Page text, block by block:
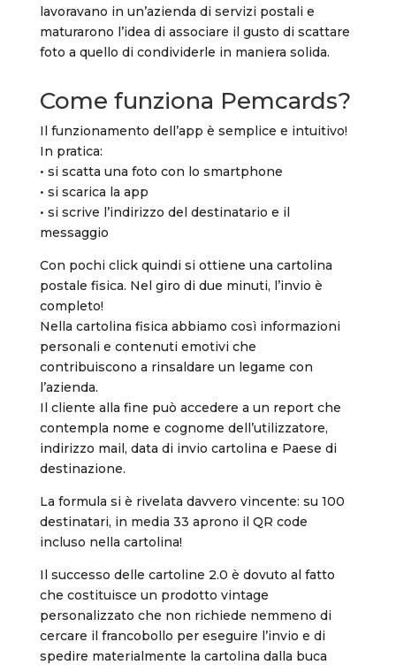
lavoravano in un’azienda di servizi postali e
maturarono l’idea di associare il gusto di scattare
foto a quello di condividerle in maniera solida.
Come funziona Pemcards?
Il funzionamento dell’app è semplice e intuitivo!
In pratica:
• si scatta una foto con lo smartphone
• si scarica la app
• si scrive l’indirizzo del destinatario e il
messaggio
Con pochi click quindi si ottiene una cartolina
postale fisica. Nel giro di due minuti, l’invio è
completo!
Nella cartolina fisica abbiamo così informazioni
personali e contenuti emotivi che
contribuiscono a rinsaldare un legame con
l’azienda.
Il cliente alla fine può accedere a un report che
contempla nome e cognome dell’utilizzatore,
indirizzo mail, data di invio cartolina e Paese di
destinazione.
La formula si è rivelata davvero vincente: su 100
destinatari, in media 33 aprono il QR code
incluso nella cartolina!
Il successo delle cartoline 2.0 è dovuto al fatto
che costituisce un prodotto vintage
personalizzato che non richiede nemmeno di
cercare il francobollo per eseguire l’invio e di
spedire materialmente la cartolina dalla buca